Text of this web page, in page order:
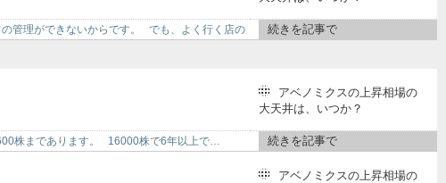
管理ができないからです。 でも、よく行く店の
続きを記事で
アベノミクスの上昇相場の
大天井は、いつか？
株まであります。 16000株で6年以上で… 続きを記事で
アベノミクスの上昇相場の